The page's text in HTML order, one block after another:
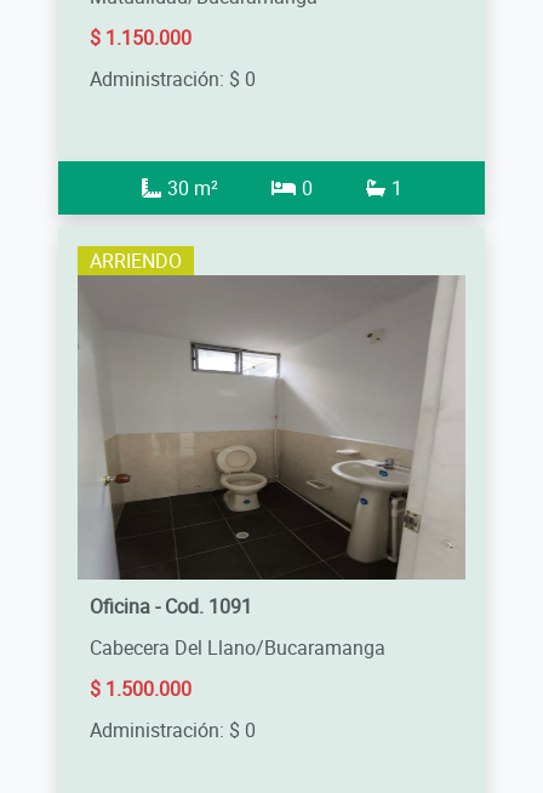
$ 1.150.000
Administración: $ 0
30 m² 0 1
ARRIENDO
Oficina - Cod. 1091
Cabecera Del Llano/Bucaramanga
$ 1.500.000
Administración: $ 0